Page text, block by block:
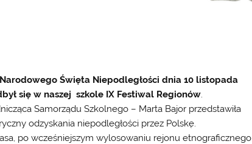
Święta Niepodległości dnia 10 listopada
się w naszej szkole IX Festiwal Regionów.
Samorządu Szkolnego – Marta Bajor przedstawiła
odzyskania niepodległości przez Polskę.
po wcześniejszym wylosowaniu rejonu etnograficznego